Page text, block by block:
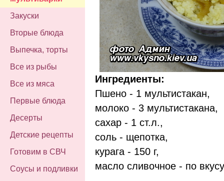
Закуски
Вторые блюда
Выпечка, торты
Все из рыбы
Все из мяса
Первые блюда
Десерты
Детские рецепты
Готовим в СВЧ
Соусы и подливки
Ингредиенты:
Пшено - 1 мультистакан,
молоко - 3 мультистакана,
сахар - 1 ст.л.,
соль - щепотка,
курага - 150 г,
масло сливочное - по